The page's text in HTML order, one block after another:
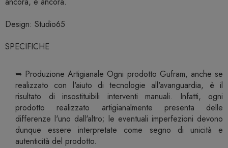
Design: Studio65
SPECIFICHE
➥ Produzione Artigianale Ogni prodotto Gufram, anche se
realizzato con l'aiuto di tecnologie all'avanguardia, è il
risultato di insostituibili interventi manuali. Infatti, ogni
prodotto realizzato artigianalmente presenta delle
differenze l'uno dall'altro; le eventuali imperfezioni devono
dunque essere interpretate come segno di unicità e
autenticità del prodotto.